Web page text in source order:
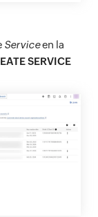
Serviceen la
SERVICE